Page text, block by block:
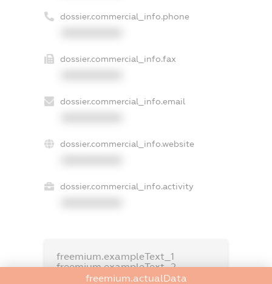
dossier.commercial_info.phone
dossier.commercial_info.fax
dossier.commercial_info.email
dossier.commercial_info.website
dossier.commercial_info.activity
freemium.exampleText_1
freemium.exampleText_2
freemium.anonymousPerSearch2
freemium.actualData